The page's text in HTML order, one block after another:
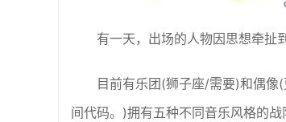
有一天，出场的人物因思想牵扯
目前有乐团(狮子座/需要)和偶
间代码。)拥有五种不同音乐风格的